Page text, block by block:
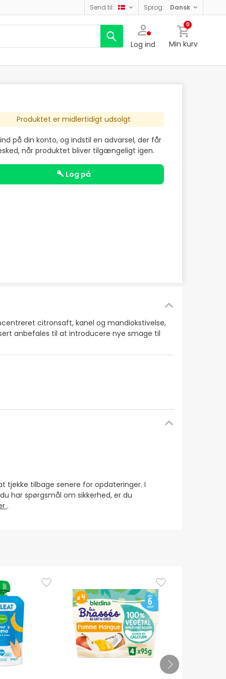
send til: sprog: dansk
Log ind
0
Min kurv
Produktet er midlertidigt udsolgt
på din konto, og indstil en advarsel, der får
når produktet bliver tilgængeligt igen.
log på
citronsaft, kanel og mandiokstivelse,
anbefales til at introducere nye smage til
tjekke tilbage senere for opdateringer. I
har spørgsmål om sikkerhed, er du
.